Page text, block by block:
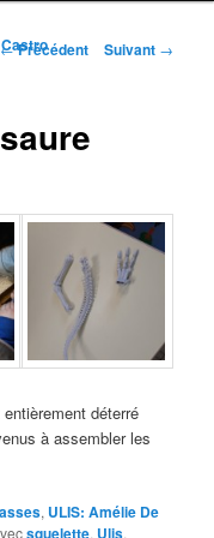
Navigation des articles
←Précédent Suivant →
déterré
à assembler les
, ULIS: Amélie De
squelette, Ulis.